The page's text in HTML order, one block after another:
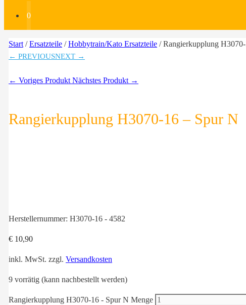
0
Start /Ersatzteile /Hobbytrain/Kato Ersatzteile / Rangierkupplung
← PREVIOUSNEXT →
← Voriges Produkt Nächstes Produkt →
Rangierkupplung H3070-16 – Spur N
Herstellernummer: H3070-16 - 4582
€ 10,90
inkl. MwSt. zzgl. Versandkosten
9 vorrätig (kann nachbestellt werden)
Rangierkupplung H3070-16 - Spur N Menge